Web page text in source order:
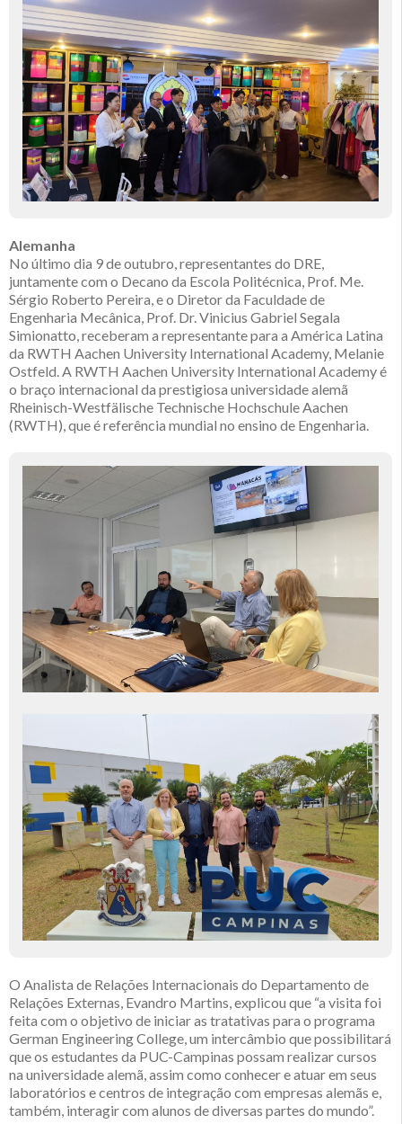
Alemanha
No último dia 9 de outubro, representantes do DRE,
juntamente com o Decano da Escola Politécnica, Prof. Me.
Sérgio Roberto Pereira, e o Diretor da Faculdade de
Engenharia Mecânica, Prof. Dr. Vinicius Gabriel Segala
Simionatto, receberam a representante para a América Latina
da RWTH Aachen University International Academy, Melanie
Ostfeld. A RWTH Aachen University International Academy é
o braço internacional da prestigiosa universidade alemã
Rheinisch-Westfälische Technische Hochschule Aachen
(RWTH), que é referência mundial no ensino de Engenharia.
O Analista de Relações Internacionais do Departamento de
Relações Externas, Evandro Martins, explicou que “a visita foi
feita com o objetivo de iniciar as tratativas para o programa
German Engineering College, um intercâmbio que possibilitará
que os estudantes da PUC-Campinas possam realizar cursos
na universidade alemã, assim como conhecer e atuar em seus
laboratórios e centros de integração com empresas alemãs e,
também, interagir com alunos de diversas partes do mundo”.